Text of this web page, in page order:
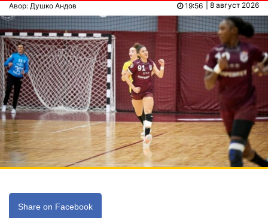
Авор: Душко Андов | 8 август 2026
19:56
Share on Facebook